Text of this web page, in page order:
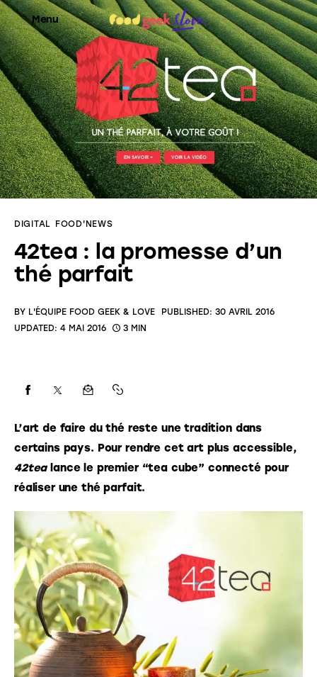
Menu
Food’News
Food’Com
Food’Art
Food’Life
DIGITAL FOOD'NEWS
42tea : la promesse d’un
thé parfait
BY L'ÉQUIPE FOOD GEEK & LOVE PUBLISHED: 30 AVRIL 2016
UPDATED: 4 MAI 2016 3 MIN
L’art de faire du thé reste une tradition dans
certains pays. Pour rendre cet art plus accessible,
42tea lance le premier “tea cube” connecté pour
réaliser une thé parfait.